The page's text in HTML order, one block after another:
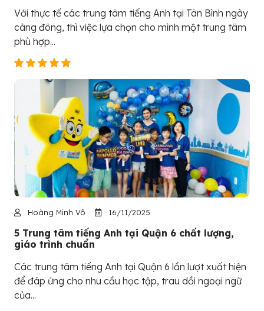
Với thực tế các trung tâm tiếng Anh tại Tân Bình ngày
càng đông, thì việc lựa chọn cho mình một trung tâm
phù hợp...
Hoàng Minh Võ 16/11/2025
5 Trung tâm tiếng Anh tại Quận 6 chất lượng,
giáo trình chuẩn
Các trung tâm tiếng Anh tại Quận 6 lần lượt xuất hiện
để đáp ứng cho nhu cầu học tập, trau dồi ngoại ngữ
của...